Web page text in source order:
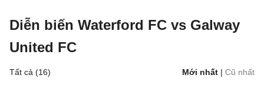
Diễn biến Waterford FC vs Galway
United FC
Tất cả (16) Mới nhất | Cũ nhất